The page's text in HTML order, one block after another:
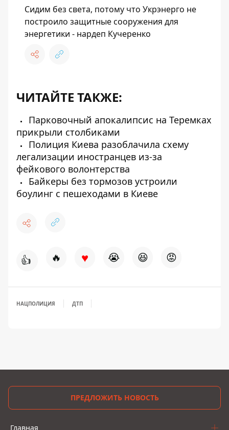
Сидим без света, потому что Укрэнерго не
построило защитные сооружения для
энергетики - нардеп Кучеренко
ЧИТАЙТЕ ТАКЖЕ:
Парковочный апокалипсис на Теремках
прикрыли столбиками
Полиция Киева разоблачила схему
легализации иностранцев из-за
фейкового волонтерства
Байкеры без тормозов устроили
боулинг с пешеходами в Киеве
👍 🔥 ♥ 😭 😆 😡
НАЦПОЛИЦИЯ ДТП
ПРЕДЛОЖИТЬ НОВОСТЬ
Главная